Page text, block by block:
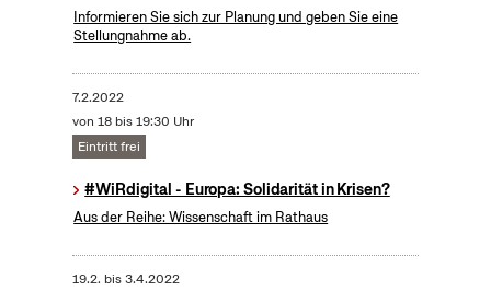
Informieren Sie sich zur Planung und geben Sie eine
Stellungnahme ab.
7.2.2022
von 18 bis 19:30 Uhr
Eintritt frei
#WiRdigital - Europa: Solidarität in Krisen?
Aus der Reihe: Wissenschaft im Rathaus
19.2. bis3.4.2022